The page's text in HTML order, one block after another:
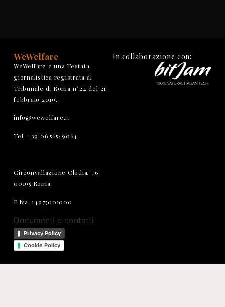
WeWelfare
WeWelfare è una Testata
giornalistica registrata al
Tribunale di Roma n°24 del 21
febbraio 2019.
info@wewelfare.it
Tel. +39 06 56549064
Circonvallazione Clodia, 76
00195 Roma
P.Iva: 14975001000
Documenti e contatti
Privacy Policy
Cookie Policy
In collaborazione con: